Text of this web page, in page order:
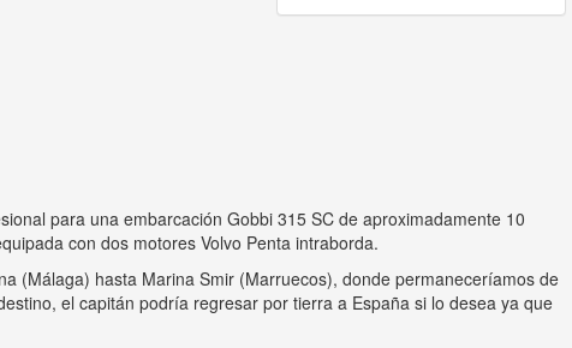
para una embarcación Gobbi 315 SC de aproximadamente 10
con dos motores Volvo Penta intraborda.
(Málaga) hasta Marina Smir (Marruecos), donde permaneceríamos de
el capitán podría regresar por tierra a España si lo desea ya que